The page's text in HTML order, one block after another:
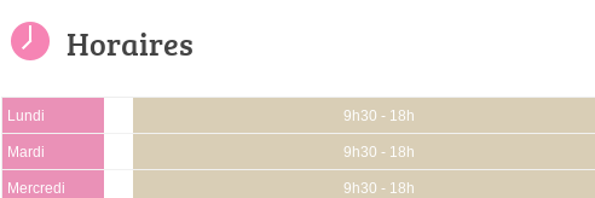
Horaires
Lundi 9h30 - 18h
Mardi 9h30 - 18h
Mercredi 9h30 - 18h